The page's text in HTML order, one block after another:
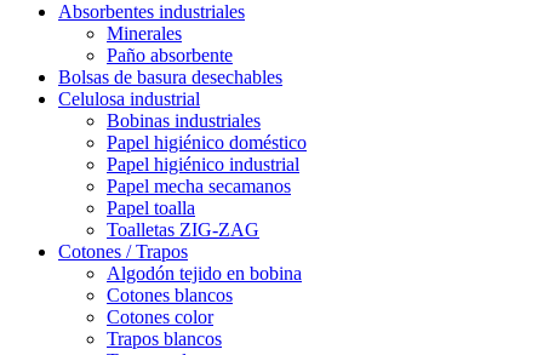
Absorbentes industriales
Minerales
Paño absorbente
Bolsas de basura desechables
Celulosa industrial
Bobinas industriales
Papel higiénico doméstico
Papel higiénico industrial
Papel mecha secamanos
Papel toalla
Toalletas ZIG-ZAG
Cotones / Trapos
Algodón tejido en bobina
Cotones blancos
Cotones color
Trapos blancos